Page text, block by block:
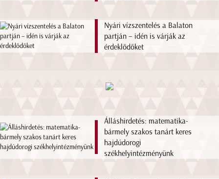
Nyári vízszentelés a Balaton
partján – idén is várják az
érdeklődőket
Álláshirdetés: matematika-
bármely szakos tanárt keres
hajdúdorogi
székhelyintézményünk